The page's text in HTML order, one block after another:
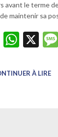
avant le terme
maintenir sa
Facebook
X
À LIRE